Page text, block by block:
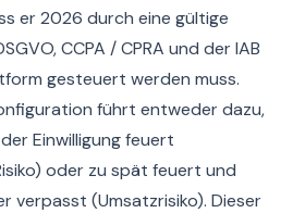
er 2026 durch eine gültige
CCPA / CPRA und der IAB
gesteuert werden muss.
führt entweder dazu,
Einwilligung feuert
oder zu spät feuert und
verpasst (Umsatzrisiko). Dieser